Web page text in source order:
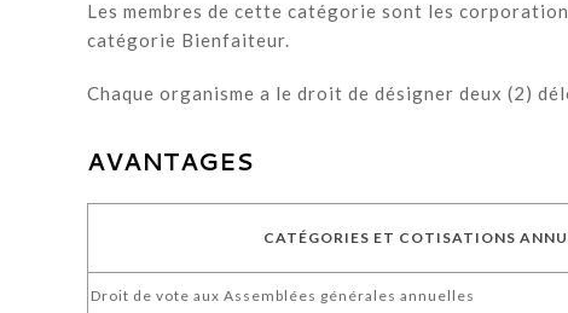
Les membres de cette catégorie sont les
catégorie Bienfaiteur.
Chaque organisme a le droit de désigner deux (2)
AVANTAGES
CATÉGORIES ET COTISATIONS
Droit de vote aux Assemblées générales annuelles